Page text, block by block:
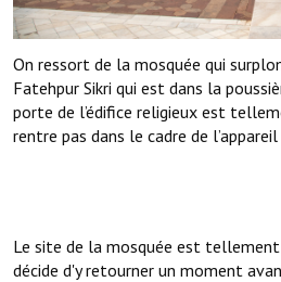
On ressort de la mosquée qui
Fatehpur Sikri qui est dans la
porte de l’édifice religieux est
rentre pas dans le cadre de
Le site de la mosquée est
décide d'y retourner un moment